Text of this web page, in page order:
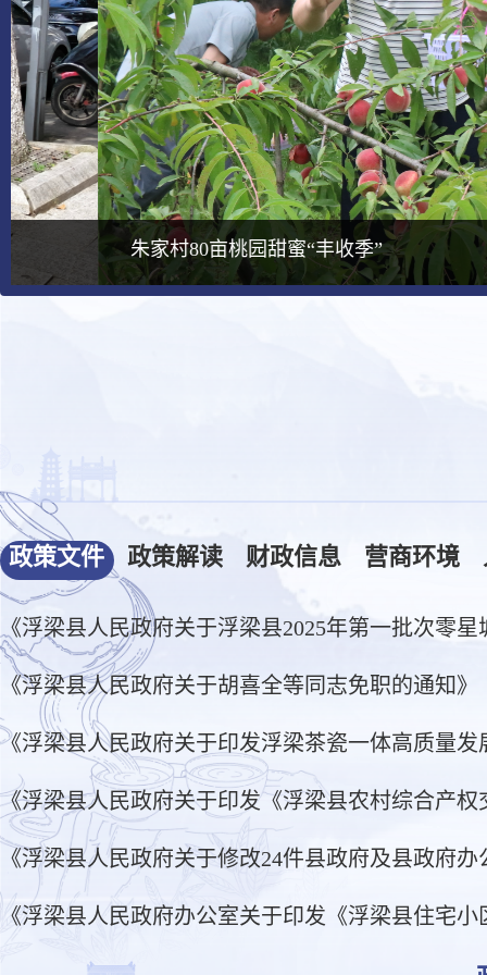
朱家村80亩桃园甜蜜“丰收季”
政策文件 政策解读 财政信息 营商环境
《浮梁县人民政府关于浮梁县2025年第一批次零
《浮梁县人民政府关于胡喜全等同志免职的通知》
《浮梁县人民政府关于印发浮梁茶瓷一体高质量
《浮梁县人民政府关于印发《浮梁县农村综合产
《浮梁县人民政府关于修改24件县政府及县政府
《浮梁县人民政府办公室关于印发《浮梁县住宅